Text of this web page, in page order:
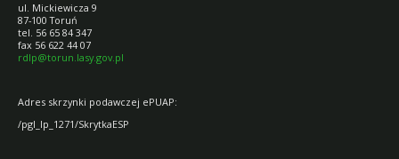
ul. Mickiewicza 9
87-100 Toruń
tel. 56 65 84 347
fax 56 622 44 07
rdlp@torun.lasy.gov.pl
Adres skrzynki podawczej ePUAP:
/pgl_lp_1271/SkrytkaESP